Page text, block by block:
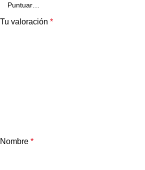
Tu valoración *
Nombre *